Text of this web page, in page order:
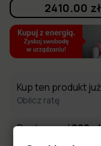
2410.00 zł
Kup ten produkt
Oblicz ratę
Dostawa od200zł